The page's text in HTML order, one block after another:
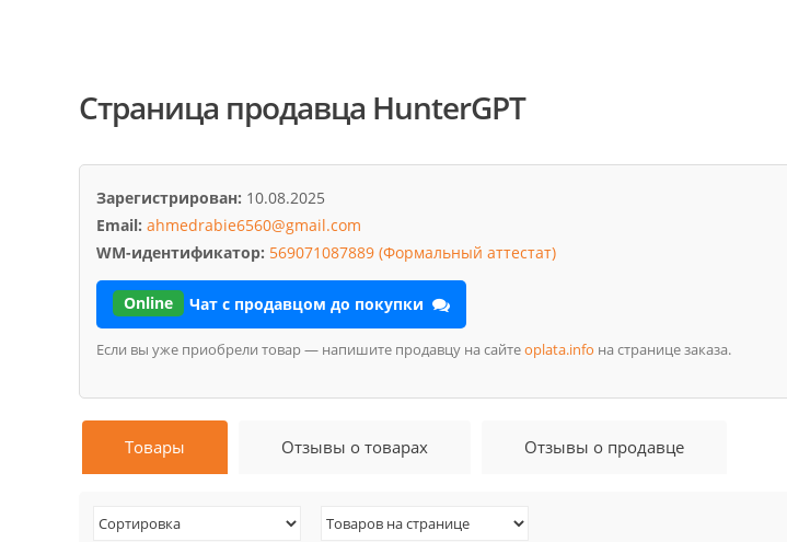
Страница продавца HunterGPT
Зарегистрирован: 10.08.2025
Email: ahmedrabie6560@gmail.com
WM-идентификатор: 569071087889 (Формальный аттестат)
Online Чат с продавцом до покупки
Если вы уже приобрели товар — напишите продавцу на сайтеoplata.info на странице заказа.
Товары Отзывы о товарах Отзывы о продавце